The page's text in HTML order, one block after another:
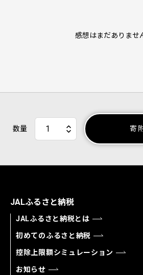
感想はまだありませ
数量 寄
JALふるさと納税
JALふるさと納税とは
初めてのふるさと納税
控除上限額シミュレーション
お知らせ